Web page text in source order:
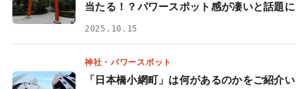
当たる！？パワースポット感が凄いと話題に
2025.10.15
神社・パワースポット
「日本橋小網町」は何があるのかをご紹介い